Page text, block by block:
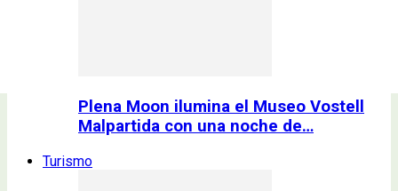
Plena Moon ilumina el Museo Vostell
Malpartida con una noche de…
Turismo